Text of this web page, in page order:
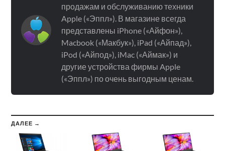
продажам и обслуживанию техники
Apple («Эппл»). В магазине всегда
представлены iPhone («Айфон»),
Macbook («Макбук»), iPad («Айпад»),
iPod («Айпод»), iMac («Аймак») и
другие устройства фирмы Apple
(«Эппл») по очень выгодным ценам.
ДАЛЕЕ →